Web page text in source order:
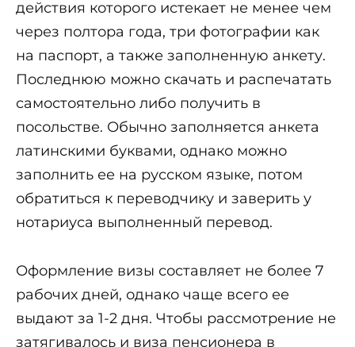
действия которого истекает не менее чем
через полтора года, три фотографии как
на паспорт, а также заполненную анкету.
Последнюю можно скачать и распечатать
самостоятельно либо получить в
посольстве. Обычно заполняется анкета
латинскими буквами, однако можно
заполнить ее на русском языке, потом
обратиться к переводчику и заверить у
нотариуса выполненный перевод.
Оформление визы составляет не более 7
рабочих дней, однако чаще всего ее
выдают за 1-2 дня. Чтобы рассмотрение не
затягивалось и виза пенсионера в